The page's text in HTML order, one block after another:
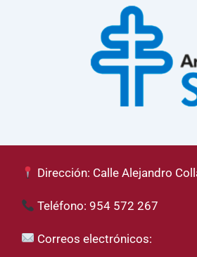
Dirección: Calle Alejandro
Teléfono: 954 572 267
Correos electrónicos: